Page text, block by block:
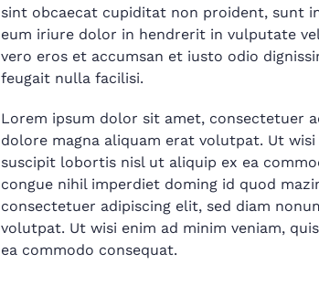
sint obcaecat cupiditat non proident, sunt
eum iriure dolor in hendrerit in vulputate
vero eros et accumsan et iusto odio
feugait nulla facilisi.
Lorem ipsum dolor sit amet, consectetuer
dolore magna aliquam erat volutpat. Ut
suscipit lobortis nisl ut aliquip ex ea
congue nihil imperdiet doming id quod
consectetuer adipiscing elit, sed diam
volutpat. Ut wisi enim ad minim veniam,
ea commodo consequat.